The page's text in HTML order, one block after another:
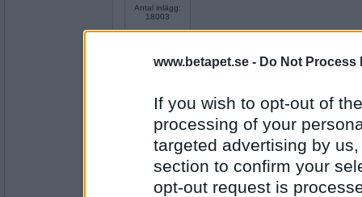
www.betapet.se - Do Not Process
If you wish to opt-out of
processing of your
targeted advertising by
section to confirm your
opt-out request is
Antal inlägg:
18003
Antal inlägg: 101
Kycklingfile i currysås...
pion ekrot
Pannkakor med körsbärssylt.